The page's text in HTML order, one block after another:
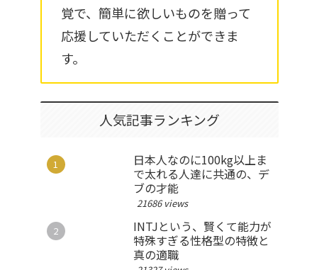
覚で、簡単に欲しいものを贈って
応援していただくことができま
す。
人気記事ランキング
日本人なのに100kg以上ま
で太れる人達に共通の、デ
ブの才能
21686 views
INTJという、賢くて能力が
特殊すぎる性格型の特徴と
真の適職